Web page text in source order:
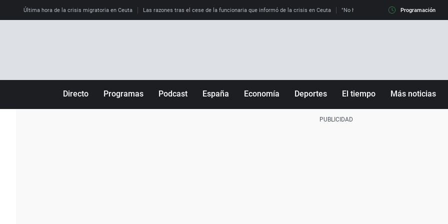
Última hora de la crisis migratoria en Ceuta Las razones tras el cese de la funcionaria que informó de la crisis en Ceuta "No hay mafias, que no nos engañen":
Programación
Directo Programas Podcast España Economía Deportes El tiempo Más noticias